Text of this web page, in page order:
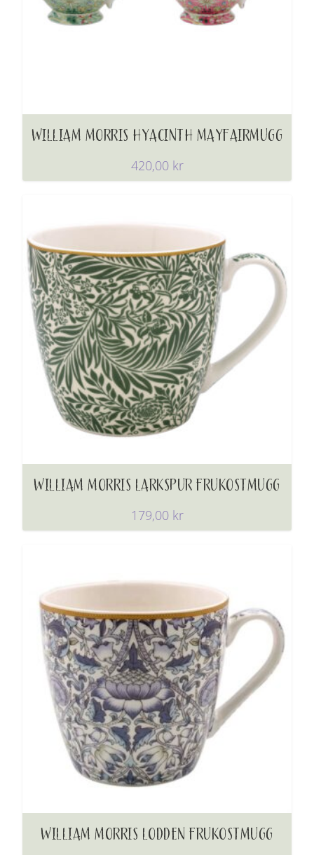
WILLIAM MORRIS HYACINTH MAYFAIRMUGG
420,00 kr
WILLIAM MORRIS LARKSPUR FRUKOSTMUGG
179,00 kr
WILLIAM MORRIS LODDEN FRUKOSTMUGG